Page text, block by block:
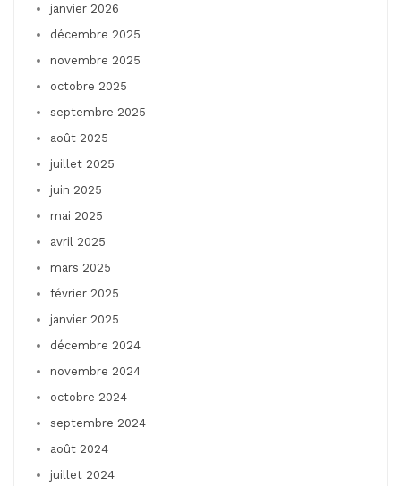
janvier 2026
décembre 2025
novembre 2025
octobre 2025
septembre 2025
août 2025
juillet 2025
juin 2025
mai 2025
avril 2025
mars 2025
février 2025
janvier 2025
décembre 2024
novembre 2024
octobre 2024
septembre 2024
août 2024
juillet 2024